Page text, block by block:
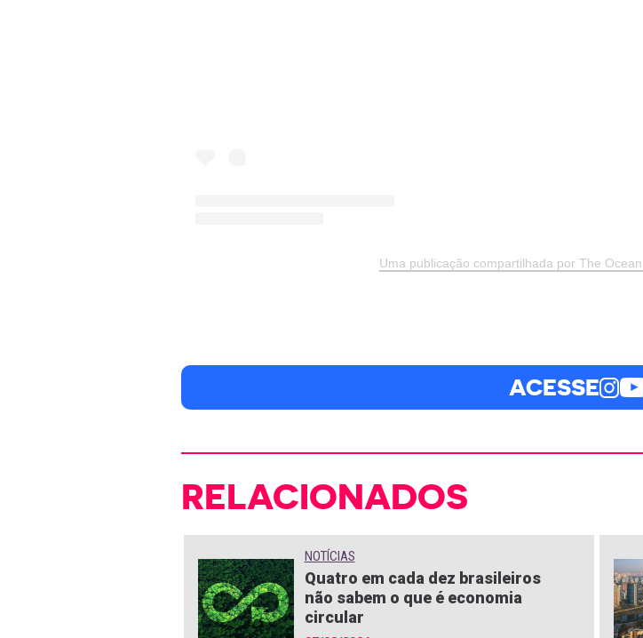
Uma publicação compartilhada por The
ACESSE
RELACIONADOS
NOTÍCIAS
Quatro em cada dez brasileiros
não sabem o que é economia
circular